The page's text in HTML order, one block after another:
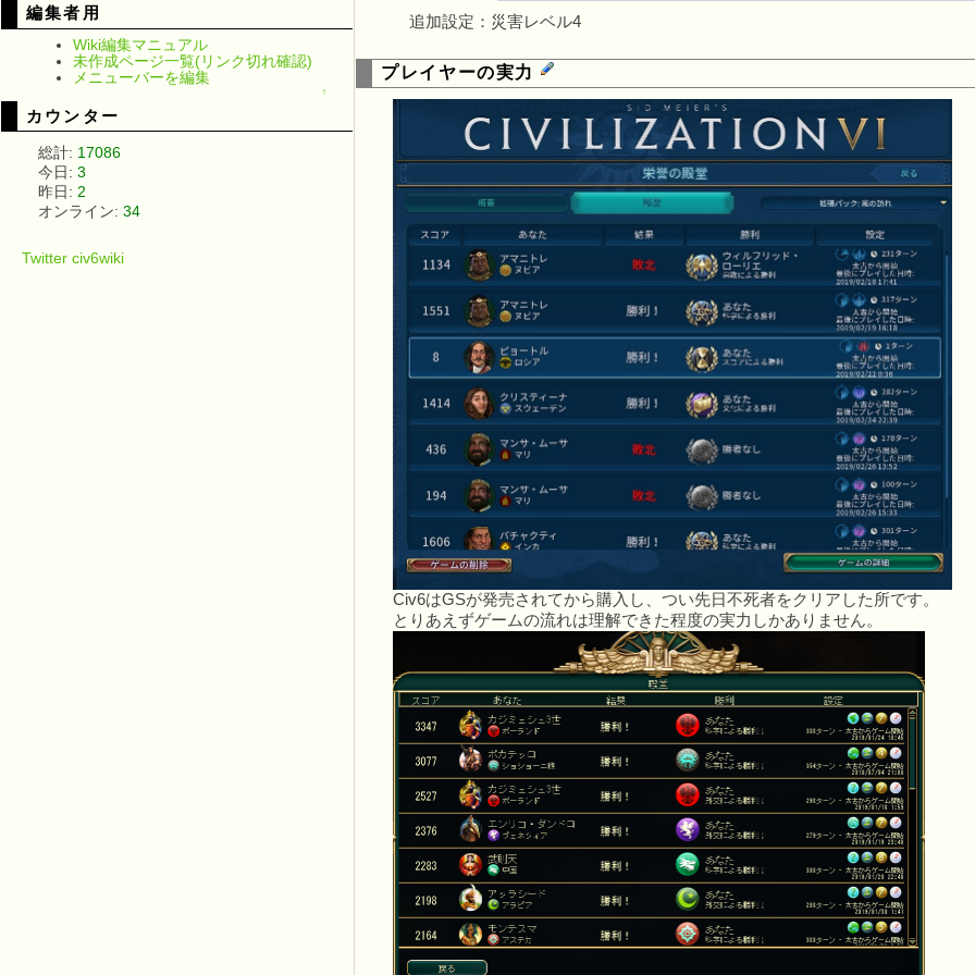
編集者用
Wiki編集マニュアル
未作成ページ一覧(リンク切れ確認)
メニューバーを編集
↑
カウンター
総計: 17086
今日: 3
昨日: 2
オンライン: 34
Twitter civ6wiki
追加設定：災害レベル4
プレイヤーの実力
Civ6はGSが発売されてから購入し、つい先日不死者をクリアした所です。
とりあえずゲームの流れは理解できた程度の実力しかありません。